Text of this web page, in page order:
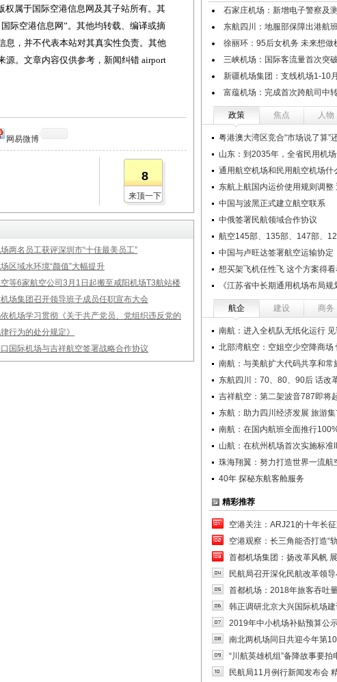
属于国际空港信息网及其子站所有。其
际空港信息网”。其他均转载、编译或摘
息，并不代表本站对其真实性负责。其他
源。文章内容仅供参考，新闻纠错 airport
网易微博
8
来顶一下
两名员工获评深圳市“十佳最美员工”
区域水环境“颜值”大幅提升
等6家航空公司3月1日起搬至咸阳机场T3航站楼
场集团召开领导班子成员任职宣布大会
机场学习贯彻《关于共产党员、党组织违反党的
行为的处分规定》
国际机场与吉祥航空签署战略合作协议
石家庄机场：新增电子警察及
东航四川：地服部保障出港航
徐丽环：95后女机务 未来想做
三峡机场：国际客流量首次突
新疆机场集团：支线机场1-10
富蕴机场：完成首次跨航司中
政策 焦点 人物
粤港澳大湾区竞合“市场说了算”
山东：到2035年，全省民用机
通用航空机场和民用航空机场什
东航上航国内运价使用规则调整
中国与波黑正式建立航空联系
中俄签署民航领域合作协议
航空145部、135部、147部、
中国与卢旺达签署航空运输协定
想买架飞机任性飞 这个方案得
《江苏省中长期通用机场布局规
航企 建设 商务
南航：进入全机队无纸化运行
北部湾航空：空姐空少空降商场
南航：与美航扩大代码共享和常
东航四川：70、80、90后 话改
吉祥航空：第二架波音787即将
东航：助力四川经济发展 旅游
南航：在国内航班全面推行
山航：在杭州机场首次实施标准
珠海翔翼：努力打造世界一流航
40年 探秘东航客舱服务
精彩推荐
空港关注：ARJ21的十年长
空港观察：长三角能否打造“
首都机场集团：扬改革风帆
民航局召开深化民航改革领
首都机场：2018年旅客吞吐
韩正调研北京大兴国际机场
2019年中小机场补贴预算公
南北两机场同日共迎今年第
“川航英雄机组”备降故事要拍
民航局11月例行新闻发布会